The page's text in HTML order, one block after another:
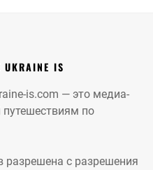
IS
is.com — это медиа-
по
разрешена с разрешения